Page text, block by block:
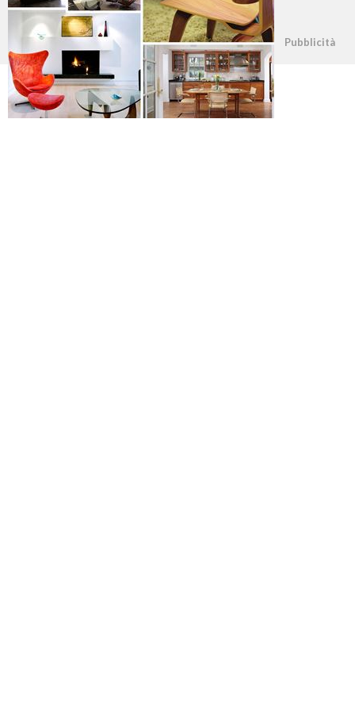
©2026 - casapratica.org - p.iva 03338800984 Pubblicità